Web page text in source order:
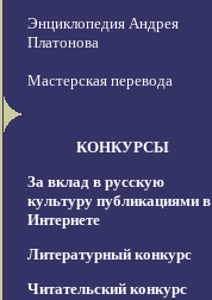
Энциклопедия Андрея
Платонова
Мастерская перевода
КОНКУРСЫ
За вклад в русскую
культуру публикациями в
Интернете
Литературный конкурс
Читательский конкурс